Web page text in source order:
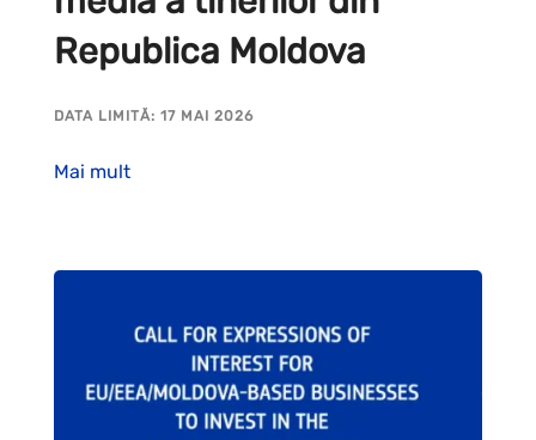
Republica Moldova
DATA LIMITĂ: 17 MAI 2026
Mai mult